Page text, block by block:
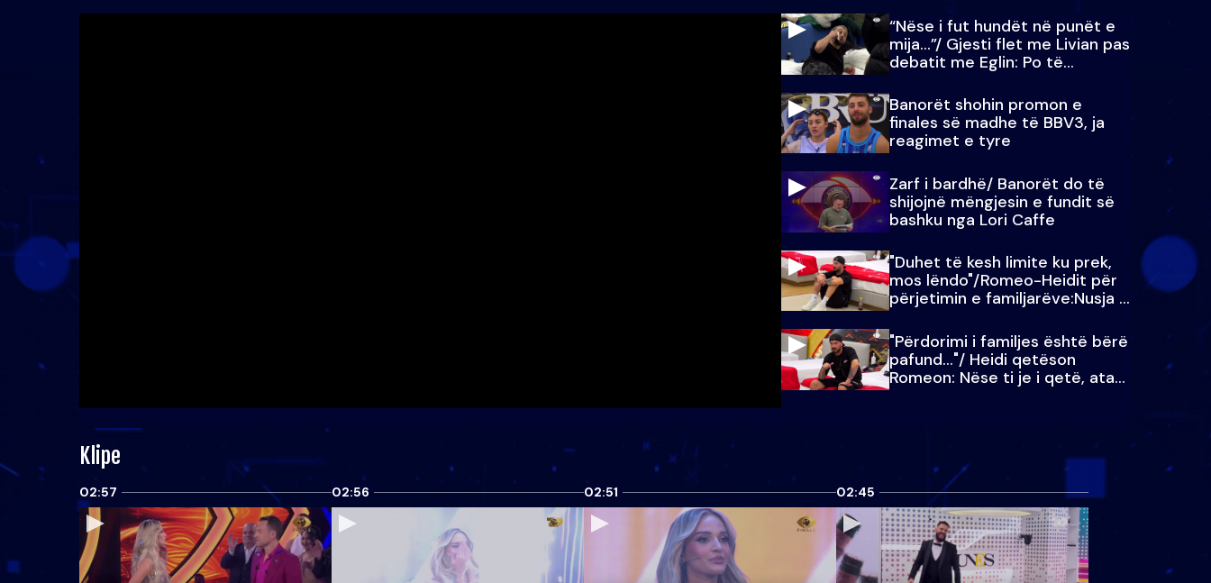
“Nëse i fut hundët në punët e
mija…”/ Gjesti flet me Livian pas
debatit me Eglin: Po të
paralajmëroj
Banorët shohin promon e
finales së madhe të BBV3, ja
reagimet e tyre
Zarf i bardhë/ Banorët do të
shijojnë mëngjesin e fundit së
bashku nga Lori Caffe
"Duhet të kesh limite ku prek,
mos lëndo"/Romeo-Heidit për
përjetimin e familjarëve:Nusja e
Julit…
"Përdorimi i familjes është bërë
pafund…"/ Heidi qetëson
Romeon: Nëse ti je i qetë, ata
qetësohen
Klipe
02:57 02:56 02:51 02:45